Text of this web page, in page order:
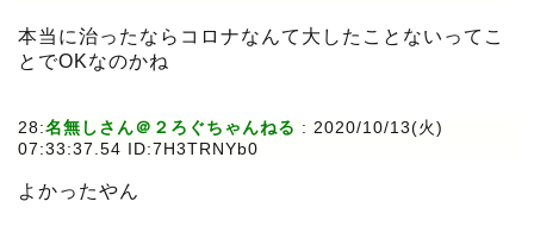
本当に治ったならコロナなんて大したことないってこ
とでOKなのかね
28:名無しさん＠２ろぐちゃんねる : 2020/10/13(火)
07:33:37.54 ID:7H3TRNYb0
よかったやん